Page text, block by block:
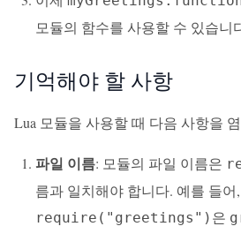
모듈의 함수를 사용할 수 있습니
기억해야 할 사항
Lua 모듈을 사용할 때 다음 사항을
파일 이름: 모듈의 파일 이름은
름과 일치해야 합니다. 예를 들어,
require("greetings") 은